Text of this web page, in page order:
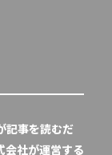
事を読むだ
会社が運営する